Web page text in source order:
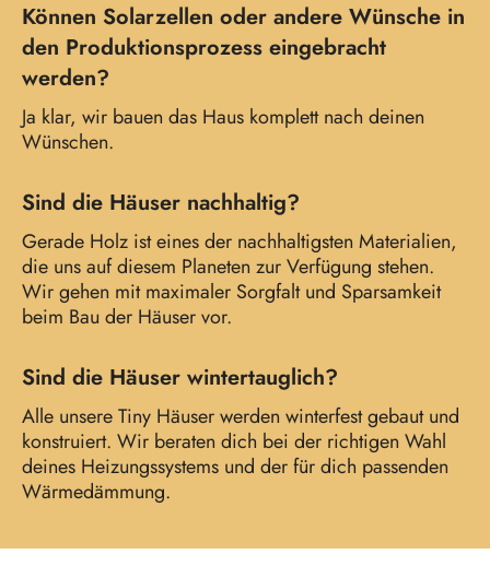
Können Solarzellen oder andere Wünsche in
den Produktionsprozess eingebracht
werden?
Ja klar, wir bauen das Haus komplett nach deinen
Wünschen.
Sind die Häuser nachhaltig?
Gerade Holz ist eines der nachhaltigsten Materialien,
die uns auf diesem Planeten zur Verfügung stehen.
Wir gehen mit maximaler Sorgfalt und Sparsamkeit
beim Bau der Häuser vor.
Sind die Häuser wintertauglich?
Alle unsere Tiny Häuser werden winterfest gebaut und
konstruiert. Wir beraten dich bei der richtigen Wahl
deines Heizungssystems und der für dich passenden
Wärmedämmung.